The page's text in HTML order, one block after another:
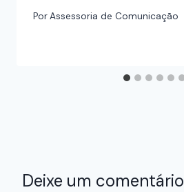
PorAssessoria de Comunicação
Deixe um comentário